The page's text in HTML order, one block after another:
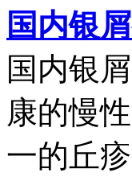
国内银
国内银
康的慢
一的丘